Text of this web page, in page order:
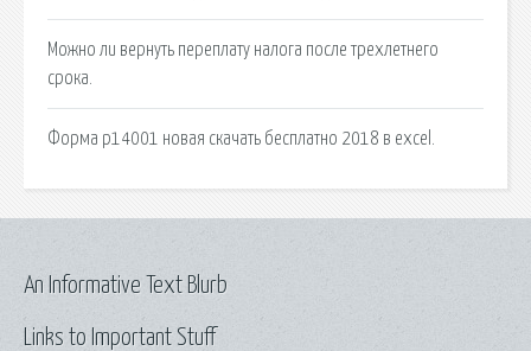
Можно ли вернуть переплату налога после трехлетнего
срока.
Форма р14001 новая скачать бесплатно 2018 в excel.
Links to Important Stuff
An Informative Text Blurb